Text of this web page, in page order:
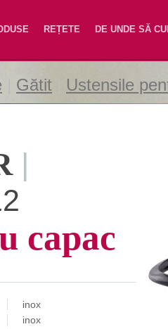
REȚETE DE UNDE SĂ
Gătit Ustensile
|
capac
inox
inox